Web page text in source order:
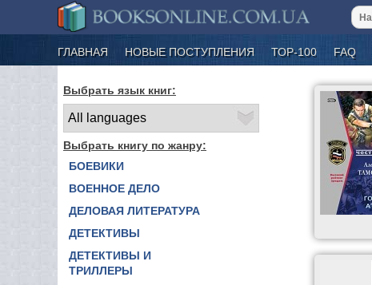
ГЛАВНАЯ НОВЫЕ ПОСТУПЛЕНИЯ ТОР-100 FAQ
Выбрать язык книг:
Выбрать книгу по жанру:
БОЕВИКИ
ВОЕННОЕ ДЕЛО
ДЕЛОВАЯ ЛИТЕРАТУРА
ДЕТЕКТИВЫ
ДЕТЕКТИВЫ И
ТРИЛЛЕРЫ